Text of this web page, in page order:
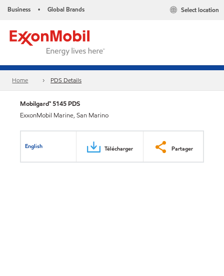
Business • Global Brands Select location
Home PDS Details
Mobilgard™ 5145 PDS
ExxonMobil Marine, San Marino
English Télécharger Partager